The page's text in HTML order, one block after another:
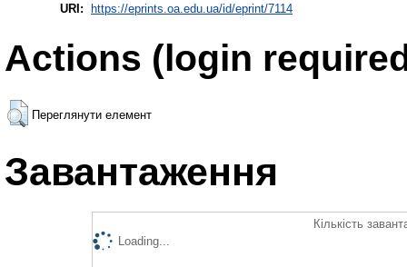
URI: https://eprints.oa.edu.ua/id/eprint/7114
Actions (login
Переглянути елемент
Завантаження
Кількість
Loading...